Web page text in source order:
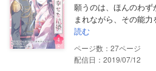
願うのは、ほんのわ
まれながら、その能
読む
27
配信日：2019/07/12